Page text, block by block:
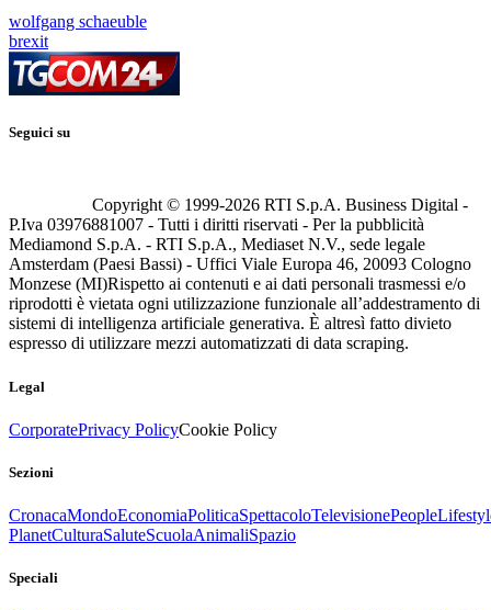
wolfgang schaeuble
brexit
Seguici su
Copyright © 1999-2026 RTI S.p.A. Business Digital -
P.Iva 03976881007 - Tutti i diritti riservati - Per la pubblicità
Mediamond S.p.A. - RTI S.p.A., Mediaset N.V., sede legale
Amsterdam (Paesi Bassi) - Uffici Viale Europa 46, 20093 Cologno
Monzese (MI)Rispetto ai contenuti e ai dati personali trasmessi e/o
riprodotti è vietata ogni utilizzazione funzionale all’addestramento di
sistemi di intelligenza artificiale generativa. È altresì fatto divieto
espresso di utilizzare mezzi automatizzati di data scraping.
Legal
CorporatePrivacy PolicyCookie Policy
Sezioni
CronacaMondoEconomiaPoliticaSpettacoloTelevisionePeople
PlanetCulturaSaluteScuolaAnimaliSpazio
Speciali